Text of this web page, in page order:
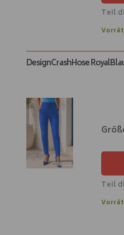
Teil
A
t
e
i
e
DesignCrashHose
Teil
A